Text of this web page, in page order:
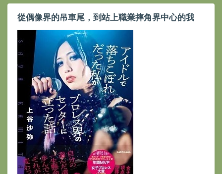
從偶像界的吊車尾，到站上職業摔角界中心的我